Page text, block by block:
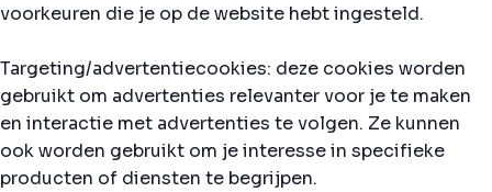
voorkeuren die je op de website hebt ingesteld.
Targeting/advertentiecookies: deze cookies worden
gebruikt om advertenties relevanter voor je te maken
en interactie met advertenties te volgen. Ze kunnen
ook worden gebruikt om je interesse in specifieke
producten of diensten te begrijpen.